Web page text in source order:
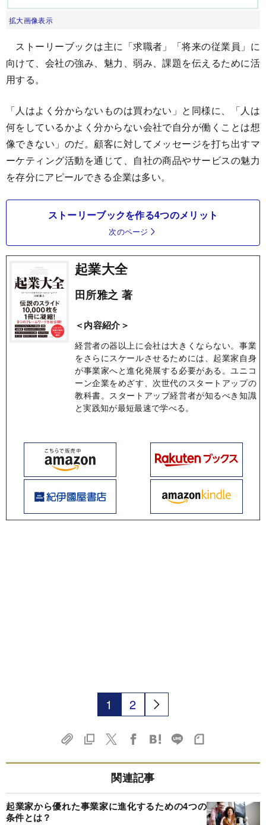
拡大画像表示
ストーリーブックは主に「求職者」「将来の従業員」に
向けて、会社の強み、魅力、弱み、課題を伝えるために活
用する。
「人はよく分からないものは買わない」と同様に、「人は
何をしているかよく分からない会社で自分が働くことは想
像できない」のだ。顧客に対してメッセージを打ち出すマ
ーケティング活動を通じて、自社の商品やサービスの魅力
を存分にアピールできる企業は多い。
ストーリーブックを作る4つのメリット
次のページ
起業大全
田所雅之 著
＜内容紹介＞
経営者の器以上に会社は大きくならない。事業
をさらにスケールさせるためには、起業家自身
が事業家へと進化発展する必要がある。ユニコ
ーン企業をめざす、次世代のスタートアップの
教科書。スタートアップ経営者が知るべき知識
と実践知が最短最速で学べる。
1 2
関連記事
起業家から優れた事業家に進化するための4つの
条件とは？